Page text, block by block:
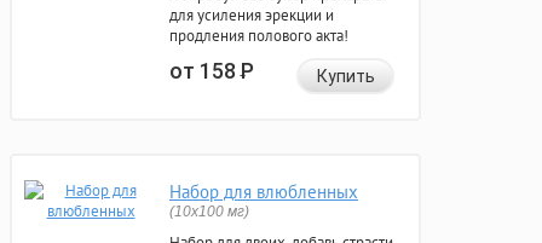
для усиления эрекции и
продления полового акта!
от 158Р Купить
Набор для влюбленных
(10х100 мг)